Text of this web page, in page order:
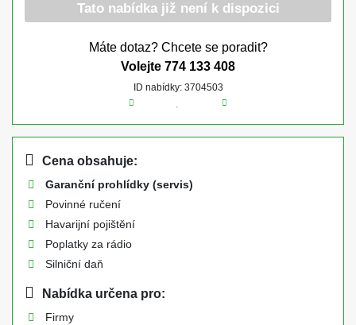
Tato nabídka již není k dispozici
Máte dotaz? Chcete se poradit?
Volejte 774 133 408
ID nabídky: 3704503
Cena obsahuje:
Garanční prohlídky (servis)
Povinné ručení
Havarijní pojištění
Poplatky za rádio
Silniční daň
Nabídka určena pro:
Firmy